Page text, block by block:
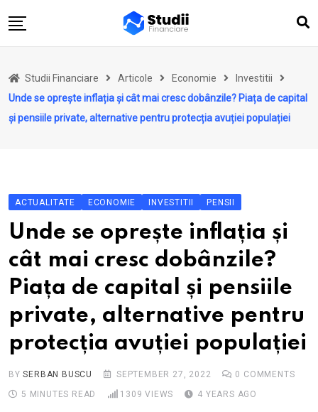
to
Actualitate
Investiții
Analize ASF
Studii Financiare Articole Economie
Investitii
Unde se oprește inflația și cât mai cresc dobânzile? Piața de capital
și pensiile private, alternative pentru protecția avuției populației
ACTUALITATE ECONOMIE INVESTITII PENSII
Unde se oprește inflația și
cât mai cresc dobânzile?
Piața de capital și pensiile
private, alternative pentru
protecția avuției populației
BYSERBAN BUSCU SEPTEMBER 27, 2022 0 COMMENTS
5 MINUTES READ
1309 VIEWS 4 YEARS AGO